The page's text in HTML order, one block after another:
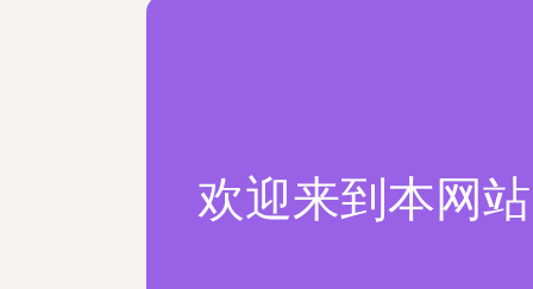
欢迎来到本网